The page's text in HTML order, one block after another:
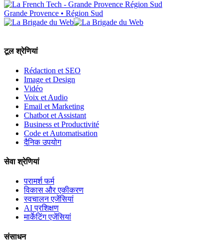
Grande Provence • Région Sud
टूल श्रेणियां
Rédaction et SEO
Image et Design
Vidéo
Voix et Audio
Email et Marketing
Chatbot et Assistant
Business et Productivité
Code et Automatisation
दैनिक उपयोग
सेवा श्रेणियां
परामर्श फर्म
विकास और एकीकरण
स्वचालन एजेंसियां
AI प्रशिक्षण
मार्केटिंग एजेंसियां
संसाधन